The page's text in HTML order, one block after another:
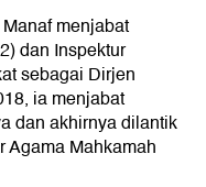
menjabat
dan Inspektur
sebagai Dirjen
ia menjabat
dan akhirnya dilantik
Agama Mahkamah